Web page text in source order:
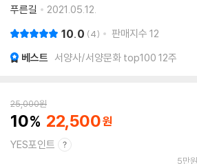
푸른길
2021.05.12.
10.0 4 판매지수 12
베스트 서양사/서양문화 top100 12주
25,000원
10 22,500
YES포인트
5만